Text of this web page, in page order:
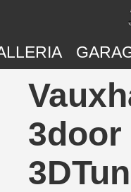
3door